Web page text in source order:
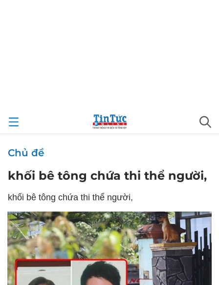
Chủ đề
khối bê tông chứa thi thể người,
khối bê tông chứa thi thể người,